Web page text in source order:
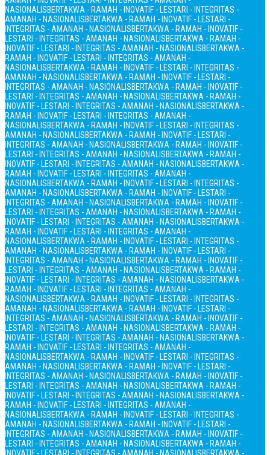
NASIONALISBERTAKWA - RAMAH - INOVATIF - LESTARI - INTEGRITAS -
AMANAH - NASIONALISBERTAKWA - RAMAH - INOVATIF - LESTARI -
INTEGRITAS - AMANAH - NASIONALISBERTAKWA - RAMAH - INOVATIF -
LESTARI - INTEGRITAS - AMANAH - NASIONALISBERTAKWA - RAMAH -
INOVATIF - LESTARI - INTEGRITAS - AMANAH - NASIONALISBERTAKWA -
RAMAH - INOVATIF - LESTARI - INTEGRITAS - AMANAH -
NASIONALISBERTAKWA - RAMAH - INOVATIF - LESTARI - INTEGRITAS -
AMANAH - NASIONALISBERTAKWA - RAMAH - INOVATIF - LESTARI -
INTEGRITAS - AMANAH - NASIONALISBERTAKWA - RAMAH - INOVATIF -
LESTARI - INTEGRITAS - AMANAH - NASIONALISBERTAKWA - RAMAH -
INOVATIF - LESTARI - INTEGRITAS - AMANAH - NASIONALISBERTAKWA -
RAMAH - INOVATIF - LESTARI - INTEGRITAS - AMANAH -
NASIONALISBERTAKWA - RAMAH - INOVATIF - LESTARI - INTEGRITAS -
AMANAH - NASIONALISBERTAKWA - RAMAH - INOVATIF - LESTARI -
INTEGRITAS - AMANAH - NASIONALISBERTAKWA - RAMAH - INOVATIF -
LESTARI - INTEGRITAS - AMANAH - NASIONALISBERTAKWA - RAMAH -
INOVATIF - LESTARI - INTEGRITAS - AMANAH - NASIONALISBERTAKWA -
RAMAH - INOVATIF - LESTARI - INTEGRITAS - AMANAH -
NASIONALISBERTAKWA - RAMAH - INOVATIF - LESTARI - INTEGRITAS -
AMANAH - NASIONALISBERTAKWA - RAMAH - INOVATIF - LESTARI -
INTEGRITAS - AMANAH - NASIONALISBERTAKWA - RAMAH - INOVATIF -
LESTARI - INTEGRITAS - AMANAH - NASIONALISBERTAKWA - RAMAH -
INOVATIF - LESTARI - INTEGRITAS - AMANAH - NASIONALISBERTAKWA -
RAMAH - INOVATIF - LESTARI - INTEGRITAS - AMANAH -
NASIONALISBERTAKWA - RAMAH - INOVATIF - LESTARI - INTEGRITAS -
AMANAH - NASIONALISBERTAKWA - RAMAH - INOVATIF - LESTARI -
INTEGRITAS - AMANAH - NASIONALISBERTAKWA - RAMAH - INOVATIF -
LESTARI - INTEGRITAS - AMANAH - NASIONALISBERTAKWA - RAMAH -
INOVATIF - LESTARI - INTEGRITAS - AMANAH - NASIONALISBERTAKWA -
RAMAH - INOVATIF - LESTARI - INTEGRITAS - AMANAH -
NASIONALISBERTAKWA - RAMAH - INOVATIF - LESTARI - INTEGRITAS -
AMANAH - NASIONALISBERTAKWA - RAMAH - INOVATIF - LESTARI -
INTEGRITAS - AMANAH - NASIONALISBERTAKWA - RAMAH - INOVATIF -
LESTARI - INTEGRITAS - AMANAH - NASIONALISBERTAKWA - RAMAH -
INOVATIF - LESTARI - INTEGRITAS - AMANAH - NASIONALISBERTAKWA -
RAMAH - INOVATIF - LESTARI - INTEGRITAS - AMANAH -
NASIONALISBERTAKWA - RAMAH - INOVATIF - LESTARI - INTEGRITAS -
AMANAH - NASIONALISBERTAKWA - RAMAH - INOVATIF - LESTARI -
INTEGRITAS - AMANAH - NASIONALISBERTAKWA - RAMAH - INOVATIF -
LESTARI - INTEGRITAS - AMANAH - NASIONALISBERTAKWA - RAMAH -
INOVATIF - LESTARI - INTEGRITAS - AMANAH - NASIONALISBERTAKWA -
RAMAH - INOVATIF - LESTARI - INTEGRITAS - AMANAH -
NASIONALISBERTAKWA - RAMAH - INOVATIF - LESTARI - INTEGRITAS -
AMANAH - NASIONALISBERTAKWA - RAMAH - INOVATIF - LESTARI -
INTEGRITAS - AMANAH - NASIONALISBERTAKWA - RAMAH - INOVATIF -
LESTARI - INTEGRITAS - AMANAH - NASIONALISBERTAKWA - RAMAH -